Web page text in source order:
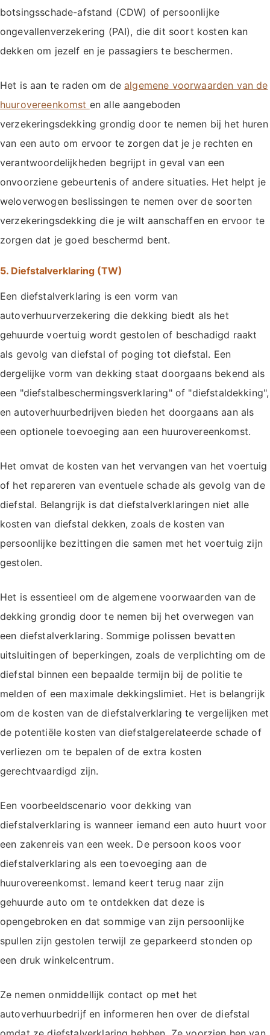
botsingsschade-afstand (CDW) of persoonlijke
ongevallenverzekering (PAI), die dit soort kosten kan
dekken om jezelf en je passagiers te beschermen.
Het is aan te raden om dealgemene voorwaarden van de
huurovereenkomst en alle aangeboden
verzekeringsdekking grondig door te nemen bij het huren
van een auto om ervoor te zorgen dat je je rechten en
verantwoordelijkheden begrijpt in geval van een
onvoorziene gebeurtenis of andere situaties. Het helpt je
weloverwogen beslissingen te nemen over de soorten
verzekeringsdekking die je wilt aanschaffen en ervoor te
zorgen dat je goed beschermd bent.
5. Diefstalverklaring (TW)
Een diefstalverklaring is een vorm van
autoverhuurverzekering die dekking biedt als het
gehuurde voertuig wordt gestolen of beschadigd raakt
als gevolg van diefstal of poging tot diefstal. Een
dergelijke vorm van dekking staat doorgaans bekend als
een "diefstalbeschermingsverklaring" of "diefstaldekking",
en autoverhuurbedrijven bieden het doorgaans aan als
een optionele toevoeging aan een huurovereenkomst.
Het omvat de kosten van het vervangen van het voertuig
of het repareren van eventuele schade als gevolg van de
diefstal. Belangrijk is dat diefstalverklaringen niet alle
kosten van diefstal dekken, zoals de kosten van
persoonlijke bezittingen die samen met het voertuig zijn
gestolen.
Het is essentieel om de algemene voorwaarden van de
dekking grondig door te nemen bij het overwegen van
een diefstalverklaring. Sommige polissen bevatten
uitsluitingen of beperkingen, zoals de verplichting om de
diefstal binnen een bepaalde termijn bij de politie te
melden of een maximale dekkingslimiet. Het is belangrijk
om de kosten van de diefstalverklaring te vergelijken met
de potentiële kosten van diefstalgerelateerde schade of
verliezen om te bepalen of de extra kosten
gerechtvaardigd zijn.
Een voorbeeldscenario voor dekking van
diefstalverklaring is wanneer iemand een auto huurt voor
een zakenreis van een week. De persoon koos voor
diefstalverklaring als een toevoeging aan de
huurovereenkomst. Iemand keert terug naar zijn
gehuurde auto om te ontdekken dat deze is
opengebroken en dat sommige van zijn persoonlijke
spullen zijn gestolen terwijl ze geparkeerd stonden op
een druk winkelcentrum.
Ze nemen onmiddellijk contact op met het
autoverhuurbedrijf en informeren hen over de diefstal